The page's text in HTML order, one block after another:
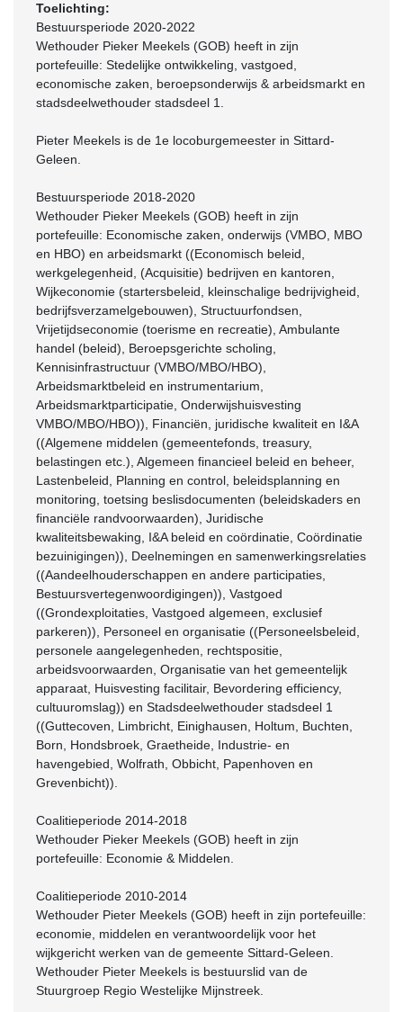
Toelichting:
Bestuursperiode 2020-2022
Wethouder Pieker Meekels (GOB) heeft in zijn
portefeuille: Stedelijke ontwikkeling, vastgoed,
economische zaken, beroepsonderwijs & arbeidsmarkt en
stadsdeelwethouder stadsdeel 1.
Pieter Meekels is de 1e locoburgemeester in Sittard-
Geleen.
Bestuursperiode 2018-2020
Wethouder Pieker Meekels (GOB) heeft in zijn
portefeuille: Economische zaken, onderwijs (VMBO, MBO
en HBO) en arbeidsmarkt ((Economisch beleid,
werkgelegenheid, (Acquisitie) bedrijven en kantoren,
Wijkeconomie (startersbeleid, kleinschalige bedrijvigheid,
bedrijfsverzamelgebouwen), Structuurfondsen,
Vrijetijdseconomie (toerisme en recreatie), Ambulante
handel (beleid), Beroepsgerichte scholing,
Kennisinfrastructuur (VMBO/MBO/HBO),
Arbeidsmarktbeleid en instrumentarium,
Arbeidsmarktparticipatie, Onderwijshuisvesting
VMBO/MBO/HBO)), Financiën, juridische kwaliteit en I&A
((Algemene middelen (gemeentefonds, treasury,
belastingen etc.), Algemeen financieel beleid en beheer,
Lastenbeleid, Planning en control, beleidsplanning en
monitoring, toetsing beslisdocumenten (beleidskaders en
financiële randvoorwaarden), Juridische
kwaliteitsbewaking, I&A beleid en coördinatie, Coördinatie
bezuinigingen)), Deelnemingen en samenwerkingsrelaties
((Aandeelhouderschappen en andere participaties,
Bestuursvertegenwoordigingen)), Vastgoed
((Grondexploitaties, Vastgoed algemeen, exclusief
parkeren)), Personeel en organisatie ((Personeelsbeleid,
personele aangelegenheden, rechtspositie,
arbeidsvoorwaarden, Organisatie van het gemeentelijk
apparaat, Huisvesting facilitair, Bevordering efficiency,
cultuuromslag)) en Stadsdeelwethouder stadsdeel 1
((Guttecoven, Limbricht, Einighausen, Holtum, Buchten,
Born, Hondsbroek, Graetheide, Industrie- en
havengebied, Wolfrath, Obbicht, Papenhoven en
Grevenbicht)).
Coalitieperiode 2014-2018
Wethouder Pieker Meekels (GOB) heeft in zijn
portefeuille: Economie & Middelen.
Coalitieperiode 2010-2014
Wethouder Pieter Meekels (GOB) heeft in zijn portefeuille:
economie, middelen en verantwoordelijk voor het
wijkgericht werken van de gemeente Sittard-Geleen.
Wethouder Pieter Meekels is bestuurslid van de
Stuurgroep Regio Westelijke Mijnstreek.